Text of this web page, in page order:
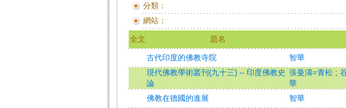
分類：
網站：
全文 題名
古代印度的佛教寺院 智華
現代佛教學術叢刊(九十三) -- 印度佛教史
論
張曼濤=青松 ;
華
佛教在德國的進展 智華